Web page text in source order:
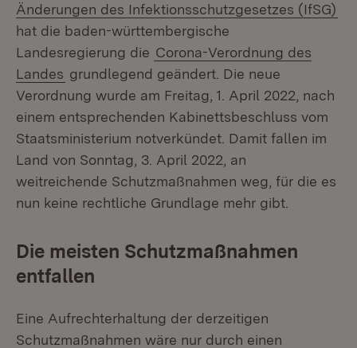
Änderungen des Infektionsschutzgesetzes (IfSG)
hat die baden-württembergische
Landesregierung die Corona-Verordnung des
Landes grundlegend geändert. Die neue
Verordnung wurde am Freitag, 1. April 2022, nach
einem entsprechenden Kabinettsbeschluss vom
Staatsministerium notverkündet. Damit fallen im
Land von Sonntag, 3. April 2022, an
weitreichende Schutzmaßnahmen weg, für die es
nun keine rechtliche Grundlage mehr gibt.
Die meisten Schutzmaßnahmen
entfallen
Eine Aufrechterhaltung der derzeitigen
Schutzmaßnahmen wäre nur durch einen